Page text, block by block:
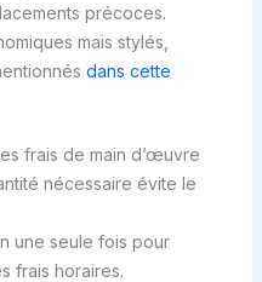
précoces.
mais stylés,
dans cette
frais de main d’œuvre
nécessaire évite le
une seule fois pour
frais horaires.